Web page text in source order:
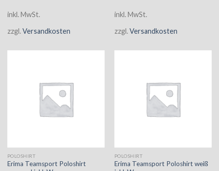
inkl. MwSt.
zzgl. Versandkosten
inkl. MwSt.
zzgl. Versandkosten
POLOSHIRT
Erima Teamsport Poloshirt
POLOSHIRT
Erima Teamsport Poloshirt weiß